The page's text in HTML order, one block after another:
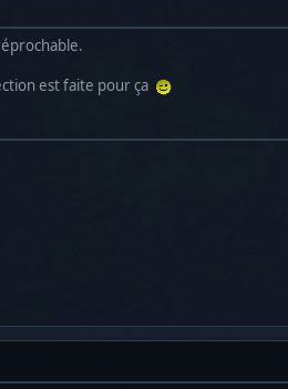
est faite pour ça